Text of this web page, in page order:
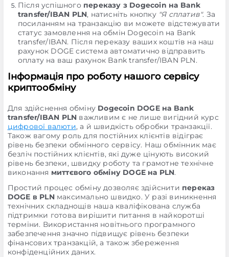
Після успішного переказу з Dogecoin на Bank
transfer/IBAN PLN, натисніть кнопку "Я сплатив". За
посиланням на транзакцію ви можете відстежувати
статус замовлення на обмін Dogecoin на Bank
transfer/IBAN. Після переказу ваших коштів на наш
рахунок DOGE система автоматично відправить
оплату на ваш рахунок Bank transfer/IBAN PLN.
Інформація про роботу нашого сервісу
криптообміну
Для здійснення обміну Dogecoin DOGE на Bank
transfer/IBAN PLN важливим є не лише вигідний курс
цифрової валюти, а й швидкість обробки транзакції.
Також вагому роль для постійних клієнтів відіграє
рівень безпеки обмінного сервісу. Наш обмінник має
безліч постійних клієнтів, які дуже цінують високий
рівень безпеки, швидку роботу та грамотне технічне
виконання миттєвого обміну DOGE на PLN.
Простий процес обміну дозволяє здійснити переказ
DOGE в PLNмаксимально швидко. У разі виникнення
технічних складнощів наша кваліфікована служба
підтримки готова вирішити питання в найкоротші
терміни. Використання новітнього програмного
забезпечення значно підвищує рівень безпеки
фінансових транзакцій, а також збереження
конфіденційних даних.